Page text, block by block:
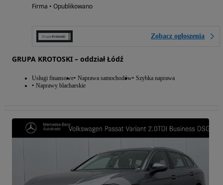
Firma • Opublikowano
Zobacz ogłoszenia
GRUPA KROTOSKI – oddział Łódź
Usługi finansowe Naprawa samochodów Szybka naprawa
Naprawy blacharskie